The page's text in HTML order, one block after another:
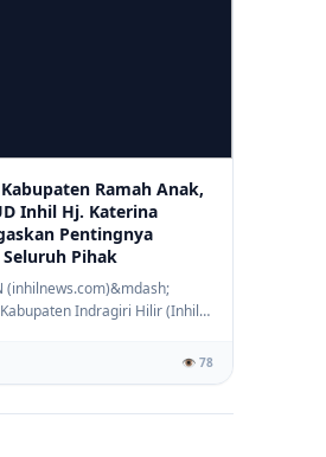
Ramah Anak,
Inhil Hj. Katerina
Pentingnya
Pihak
(inhilnews.com)&mdash;
Indragiri Hilir (Inhil),
👁️ 78